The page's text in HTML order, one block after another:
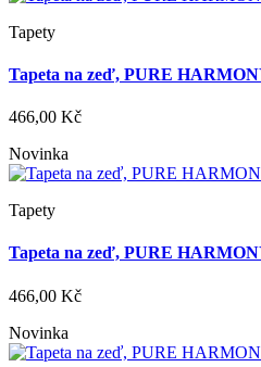
Tapety
Tapeta na zeď, PURE
466,00 Kč
Novinka
Tapety
Tapeta na zeď, PURE
466,00 Kč
Novinka